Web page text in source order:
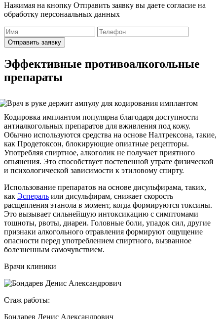
Нажимая на кнопку Отправить заявку вы даете согласие на
обработку персонаальных данных
Отправить заявку
Эффективные противоалкогольные
препараты
Кодировка имплантом популярна благодаря доступности
антиалкогольных препаратов для вживления под кожу.
Обычно используются средства на основе Налтрексона, такие,
как Продетоксон, блокирующие опиатные рецепторы.
Употребляя спиртное, алкоголик не получает приятного
опьянения. Это способствует постепенной утрате физической
и психологической зависимости к этиловому спирту.
Использование препаратов на основе дисульфирама, таких,
как Эспераль или дисульфирам, снижает скорость
расщепления этанола в момент, когда формируются токсины.
Это вызывает сильнейшую интоксикацию с симптомами
тошноты, рвоты, диареи. Головные боли, упадок сил, другие
признаки алкогольного отравления формируют ощущение
опасности перед употреблением спиртного, вызванное
болезненным самочувствием.
Врачи клиники
Стаж работы:
Бондарев Денис Александрович